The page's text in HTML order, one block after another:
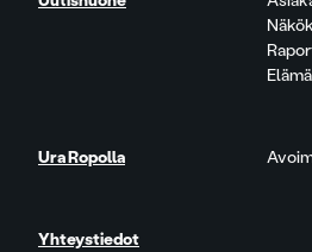
Ura Ropolla
Yhteystiedot